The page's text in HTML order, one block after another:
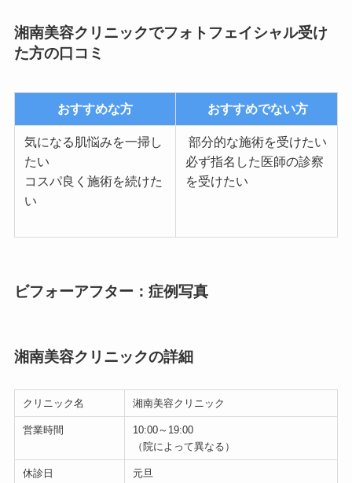
湘南美容クリニックでフォトフェイシャル受け
た方の口コミ
おすすめな方 おすすめでない方
気になる肌悩みを一掃し
たい
コスパ良く施術を続けた
い
部分的な施術を受けたい
必ず指名した医師の診察
を受けたい
ビフォーアフター：症例写真
湘南美容クリニックの詳細
クリニック名 湘南美容クリニック
営業時間
10:00～19:00
（院によって異なる）
休診日
元旦